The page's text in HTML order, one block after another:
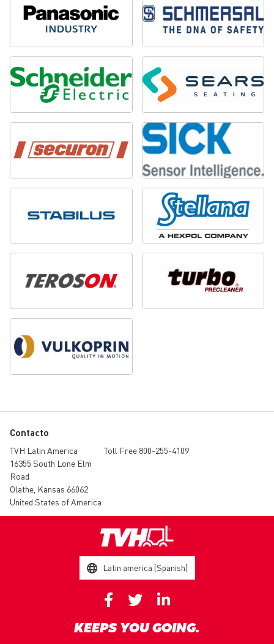
Contacto
TVH Latin America
16355 South Lone Elm
Road
Olathe, Kansas 66062
United States of America
Toll Free 800-255-4109
Latin america (Spanish)
KEEPS YOU GOING.